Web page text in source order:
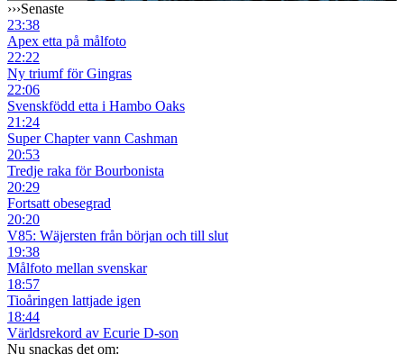
›››Senaste
23:38
Apex etta på målfoto
22:22
Ny triumf för Gingras
22:06
Svenskfödd etta i Hambo Oaks
21:24
Super Chapter vann Cashman
20:53
Tredje raka för Bourbonista
20:29
Fortsatt obesegrad
20:20
V85: Wäjersten från början och till slut
19:38
Målfoto mellan svenskar
18:57
Tioåringen lattjade igen
18:44
Världsrekord av Ecurie D-son
Nu snackas det om: